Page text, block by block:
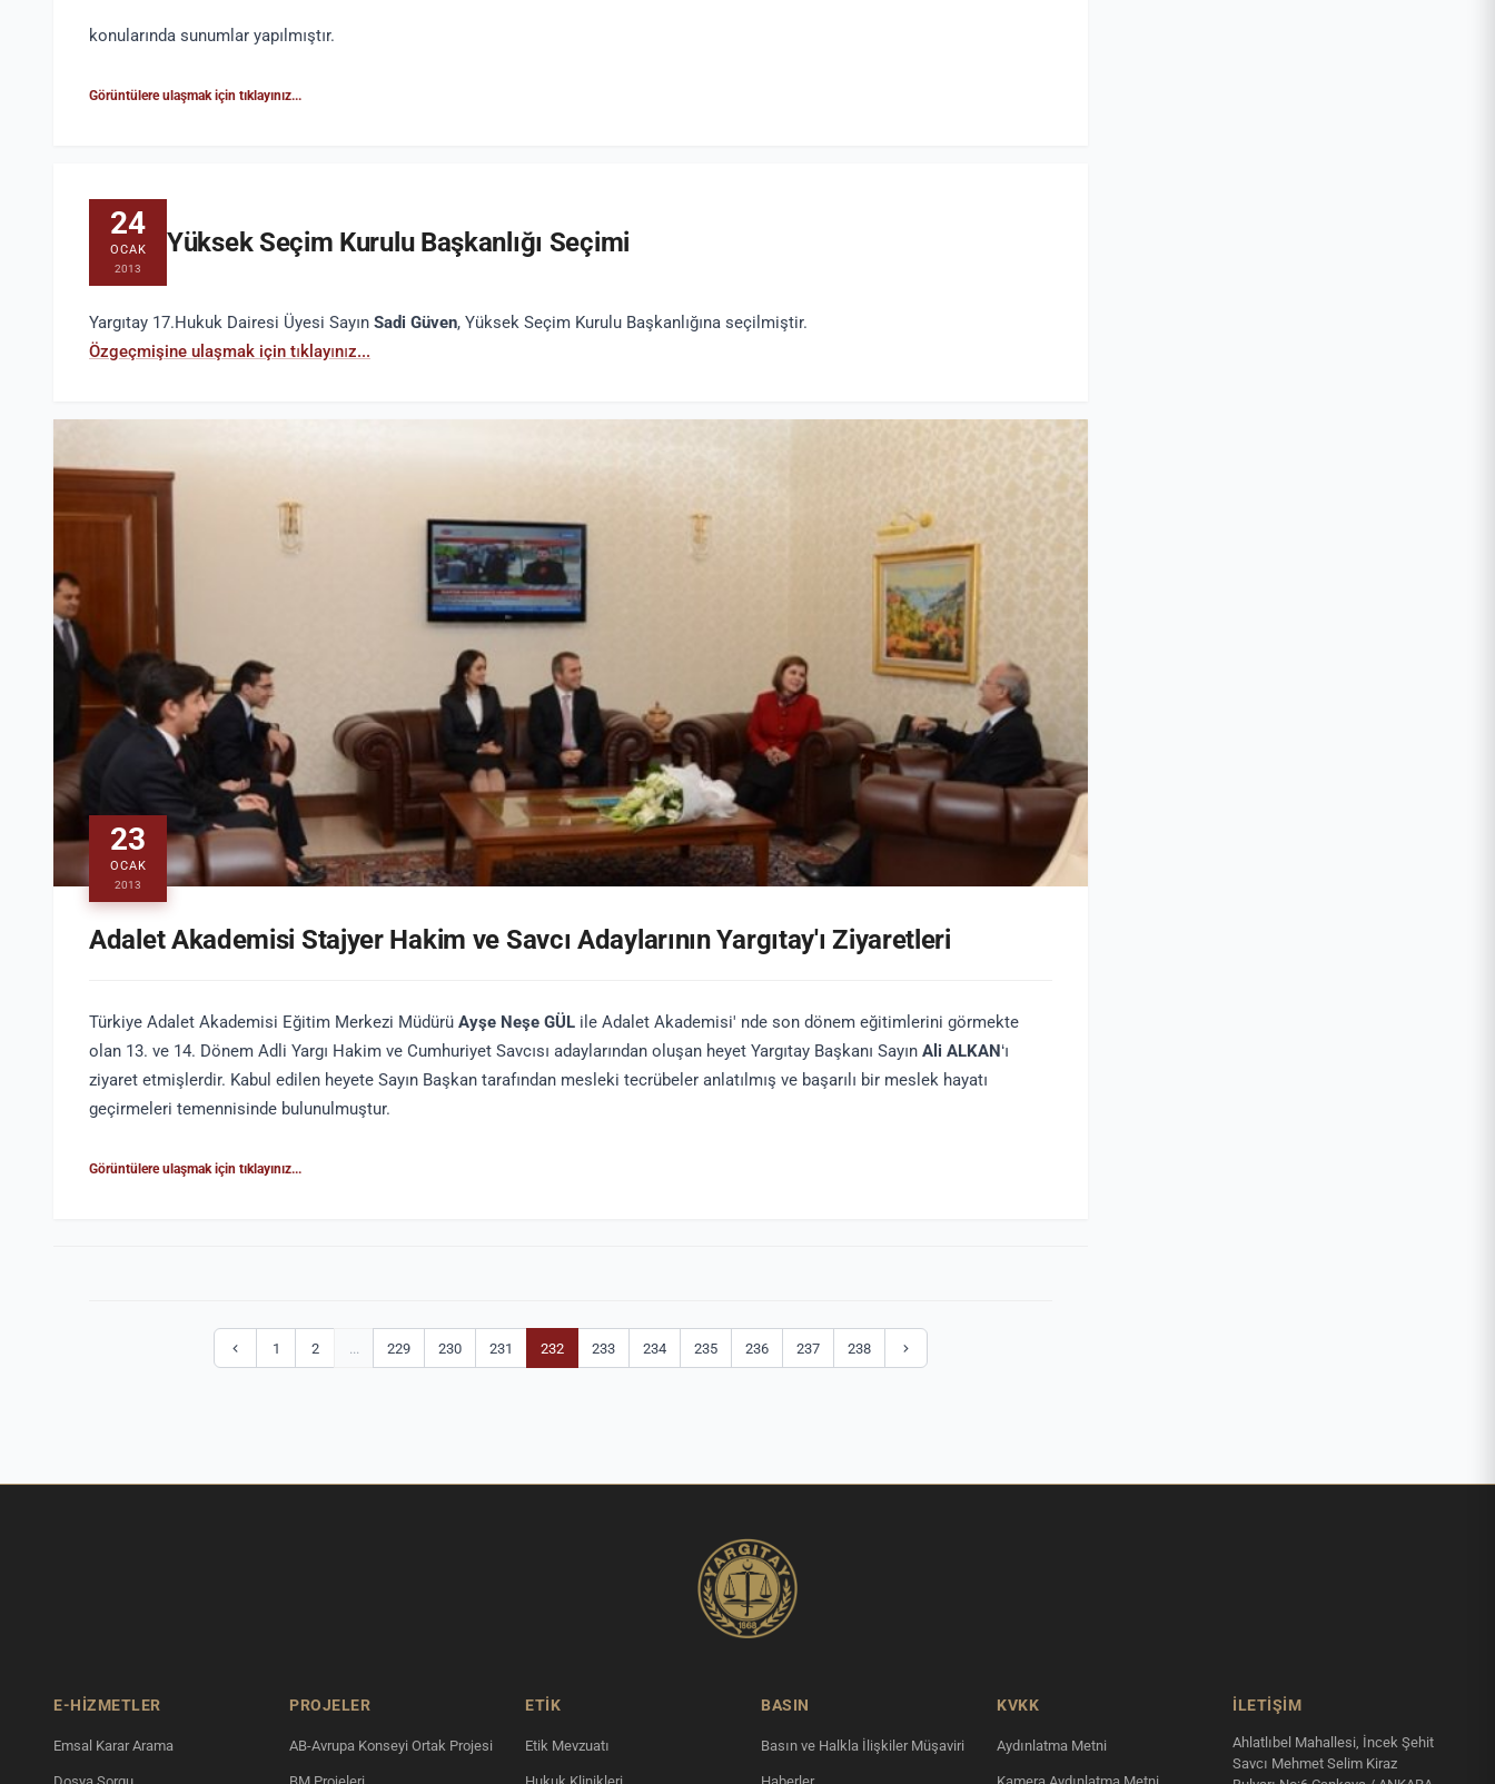
konularında sunumlar yapılmıştır.
Görüntülere ulaşmak için tıklayınız...
24
OCAK
2013
Yüksek Seçim Kurulu Başkanlığı Seçimi
Yargıtay 17.Hukuk Dairesi Üyesi Sayın Sadi Güven, Yüksek Seçim Kurulu Başkanlığına seçilmiştir.
Özgeçmişine ulaşmak için tıklayınız...
23
OCAK
2013
Adalet Akademisi Stajyer Hakim ve Savcı Adaylarının Yargıtay'ı Ziyaretleri
Türkiye Adalet Akademisi Eğitim Merkezi Müdürü Ayşe Neşe GÜL ile Adalet Akademisi' nde son dönem eğitimlerini görmekte
olan 13. ve 14. Dönem Adli Yargı Hakim ve Cumhuriyet Savcısı adaylarından oluşan heyet Yargıtay Başkanı Sayın Ali ALKAN‘ı
ziyaret etmişlerdir. Kabul edilen heyete Sayın Başkan tarafından mesleki tecrübeler anlatılmış ve başarılı bir meslek hayatı
geçirmeleri temennisinde bulunulmuştur.
Görüntülere ulaşmak için tıklayınız...
1 2 ... 229 230 231 232 233 234 235 236 237 238
E-HİZMETLER
Emsal Karar Arama
PROJELER
AB-Avrupa Konseyi Ortak Projesi
ETİK
Etik Mevzuatı
BASIN
Basın ve Halkla İlişkiler Müşaviri
KVKK
Aydınlatma Metni
İLETIŞIM
Ahlatlıbel Mahallesi, İncek Şehit
Savcı Mehmet Selim Kiraz